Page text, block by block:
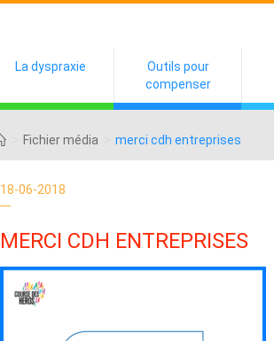
La dyspraxie
Outils pour
compenser
Fichier média merci cdh entreprises
18-06-2018
MERCI CDH ENTREPRISES